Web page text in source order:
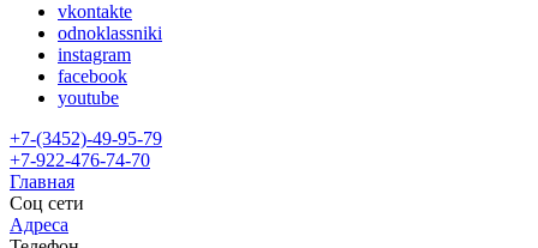
vkontakte
odnoklassniki
instagram
facebook
youtube
+7-(3452)-49-95-79
+7-922-476-74-70
Главная
Соц сети
Адреса